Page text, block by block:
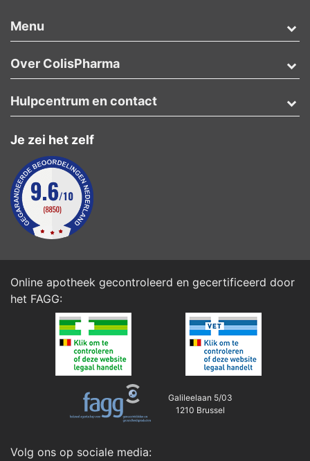
Menu
Over ColisPharma
Je zei het zelf
Hulpcentrum en contact
Online apotheek gecontroleerd en gecertificeerd door
het FAGG:
Galileelaan 5/03
1210 Brussel
Volg ons op sociale media: